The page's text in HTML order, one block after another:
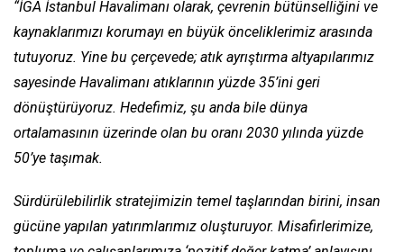
“İGA İstanbul Havalimanı olarak, çevrenin bütünselliğini ve
kaynaklarımızı korumayı en büyük önceliklerimiz arasında
tutuyoruz. Yine bu çerçevede; atık ayrıştırma altyapılarımız
sayesinde Havalimanı atıklarının yüzde 35’ini geri
dönüştürüyoruz. Hedefimiz, şu anda bile dünya
ortalamasının üzerinde olan bu oranı 2030 yılında yüzde
50’ye taşımak.
Sürdürülebilirlik stratejimizin temel taşlarından birini, insan
gücüne yapılan yatırımlarımız oluşturuyor. Misafirlerimize,